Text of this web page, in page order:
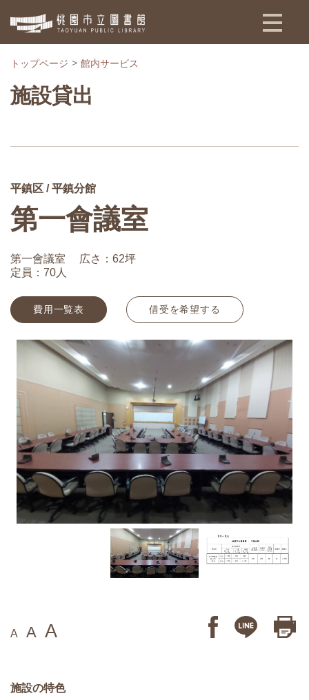
:::
トップページ 館内サービス
施設貸出
平鎮区 / 平鎮分館
第一會議室
第一會議室
広さ：62坪
定員：70人
費用一覧表 借受を希望する
A A A
施設の特色